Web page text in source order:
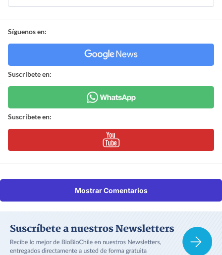
Síguenos en:
Suscríbete en:
Suscríbete en:
Mostrar Comentarios